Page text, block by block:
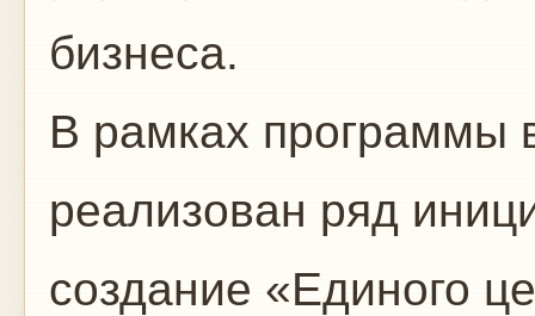
бизнеса.
В рамках программы
реализован ряд
создание «Единого